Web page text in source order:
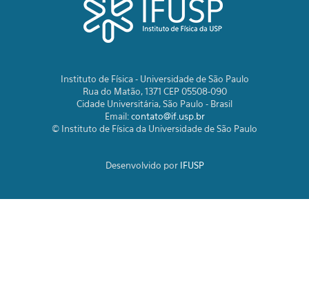
Instituto de Física - Universidade de São Paulo
Rua do Matão, 1371 CEP 05508-090
Cidade Universitária, São Paulo - Brasil
Email:contato@if.usp.br
© Instituto de Física da Universidade de São Paulo
Desenvolvido por IFUSP